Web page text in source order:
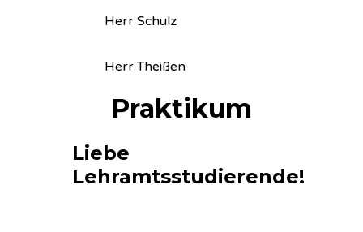
Herr Schulz
Herr Theißen
Praktikum
Liebe
Lehramtsstudierende!